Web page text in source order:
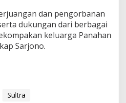
dan pengorbanan
dukungan dari berbagai
keluarga Panahan
Sarjono.
Sultra